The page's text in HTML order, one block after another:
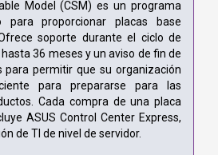
Model (CSM) es un programa
para proporcionar placas base
soporte durante el ciclo de
36 meses y un aviso de fin de
para permitir que su organización
para prepararse para las
Cada compra de una placa
ASUS Control Center Express,
de TI de nivel de servidor.